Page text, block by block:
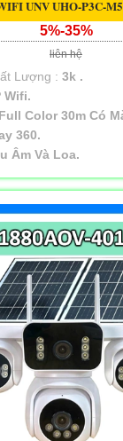
UNV UHO-P3C-
5%-35%
liên hệ
Lượng : 3k .
Wifi.
Full Color 30m Có
360.
Âm Và Loa.